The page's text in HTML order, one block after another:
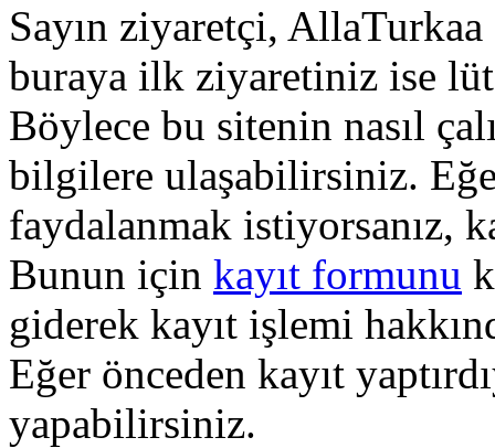
Sayın ziyaretçi,
buraya ilk ziyaretiniz ise
Böylece bu sitenin nasıl
bilgilere ulaşabilirsiniz.
faydalanmak istiyorsanız,
Bunun için kayıt formunu
giderek kayıt işlemi
Eğer önceden kayıt
yapabilirsiniz.